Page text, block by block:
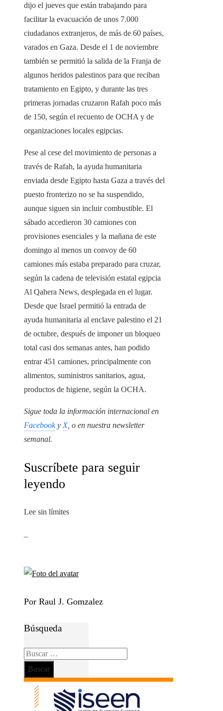
dijo el jueves que están trabajando para
facilitar la evacuación de unos 7.000
ciudadanos extranjeros, de más de 60 países,
varados en Gaza. Desde el 1 de noviembre
también se permitió la salida de la Franja de
algunos heridos palestinos para que reciban
tratamiento en Egipto, y durante las tres
primeras jornadas cruzaron Rafah poco más
de 150, según el recuento de OCHA y de
organizaciones locales egipcias.
Pese al cese del movimiento de personas a
través de Rafah, la ayuda humanitaria
enviada desde Egipto hasta Gaza a través del
puesto fronterizo no se ha suspendido,
aunque siguen sin incluir combustible. El
sábado accedieron 30 camiones con
provisiones esenciales y la mañana de este
domingo al menos un convoy de 60
camiones más estaba preparado para cruzar,
según la cadena de televisión estatal egipcia
Al Qahera News, desplegada en el lugar.
Desde que Israel permitió la entrada de
ayuda humanitaria al enclave palestino el 21
de octubre, después de imponer un bloqueo
total casi dos semanas antes, han podido
entrar 451 camiones, principalmente con
alimentos, suministros sanitarios, agua,
productos de higiene, según la OCHA.
Sigue toda la información internacional en
FacebookyX, o en nuestra newsletter
semanal.
Suscríbete para seguir
leyendo
Lee sin límites
Por Raul J. Gomzalez
Búsqueda
Buscar: